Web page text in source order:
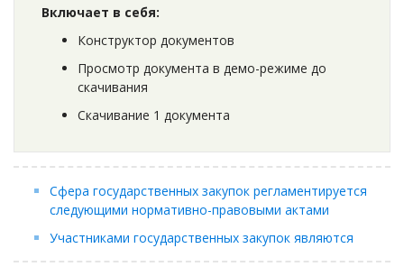
Включает в себя:
Конструктор документов
Просмотр документа в демо-режиме до
скачивания
Скачивание 1 документа
Сфера государственных закупок регламентируется
следующими нормативно-правовыми актами
Участниками государственных закупок являются